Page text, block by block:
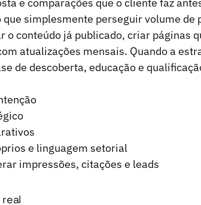
simplesmente perseguir volume de
o conteúdo já publicado, criar páginas
atualizações mensais. Quando a
de descoberta, educação e
e linguagem setorial
impressões, citações e leads